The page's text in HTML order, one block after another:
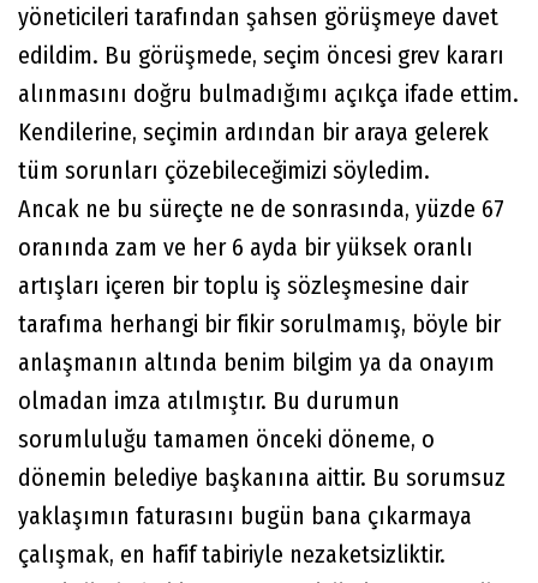
yöneticileri tarafından şahsen görüşmeye davet
edildim. Bu görüşmede, seçim öncesi grev kararı
alınmasını doğru bulmadığımı açıkça ifade ettim.
Kendilerine, seçimin ardından bir araya gelerek
tüm sorunları çözebileceğimizi söyledim.
Ancak ne bu süreçte ne de sonrasında, yüzde 67
oranında zam ve her 6 ayda bir yüksek oranlı
artışları içeren bir toplu iş sözleşmesine dair
tarafıma herhangi bir fikir sorulmamış, böyle bir
anlaşmanın altında benim bilgim ya da onayım
olmadan imza atılmıştır. Bu durumun
sorumluluğu tamamen önceki döneme, o
dönemin belediye başkanına aittir. Bu sorumsuz
yaklaşımın faturasını bugün bana çıkarmaya
çalışmak, en hafif tabiriyle nezaketsizliktir.